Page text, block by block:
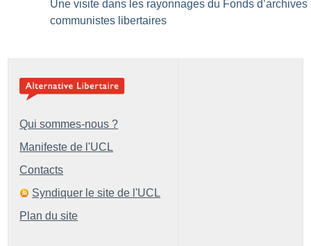
Une visite dans les rayonnages du Fonds d’archives
communistes libertaires
Qui sommes-nous ?
Manifeste de l'UCL
Contacts
Syndiquer le site de l'UCL
Plan du site